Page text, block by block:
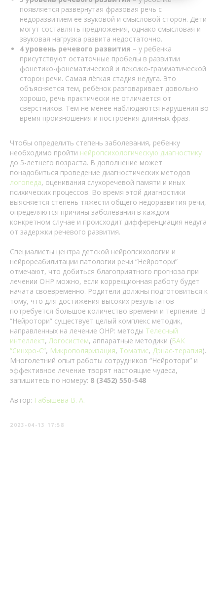
появляется развернутая фразовая речь с
недоразвитием ее звуковой и смысловой сторон. Дети
могут составлять предложения, однако смысловая и
звуковая нагрузка развита недостаточно.
4 уровень речевого развития – у ребенка
присутствуют остаточные пробелы в развитии
фонетико-фонематической и лексико-грамматической
сторон речи. Самая лёгкая стадия недуга. Это
объясняется тем, ребёнок разговаривает довольно
хорошо, речь практически не отличается от
сверстников. Тем не менее наблюдаются нарушения во
время произношения и построения длинных фраз.
Чтобы определить степень заболевания, ребенку
необходимо пройти нейропсихологическую диагностику
до 5-летнего возраста. В дополнение может
понадобиться проведение диагностических методов
логопеда, оценивания слухоречевой памяти и иных
психических процессов. Во время этой диагностики
выясняется степень тяжести общего недоразвития речи,
определяются причины заболевания в каждом
конкретном случае и происходит дифференциация недуга
от задержки речевого развития.
Специалисты центра детской нейропсихологии и
нейрореабилитации патологии речи “Нейротори”
отмечают, что добиться благоприятного прогноза при
лечении ОНР можно, если коррекционная работу будет
начата своевременно. Родители должны подготовиться к
тому, что для достижения высоких результатов
потребуется большое количество времени и терпение. В
“Нейротори” существует целый комплекс методик,
направленных на лечение ОНР: методы Телесный
интеллект, Логосистем, аппаратные методики (БАК
“Синхро-С”, Микрополяризация, Томатис, Дэнас-терапия).
Многолетний опыт работы сотрудников “Нейротори” и
эффективное лечение творят настоящие чудеса,
запишитесь по номеру: 8 (3452) 550-548
Автор: Габышева В. А.
2023-04-13 17:58